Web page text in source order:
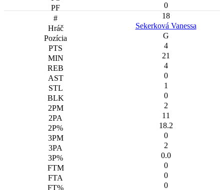
0
18
Sekerková Vanessa
G
4
21
4
0
1
0
2
11
18.2
0
2
0.0
0
0
0